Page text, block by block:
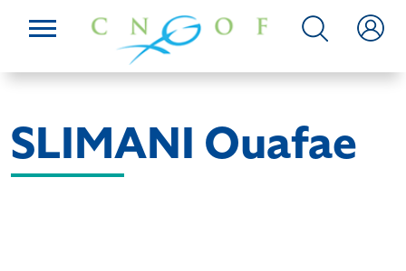
SLIMANI Ouafae